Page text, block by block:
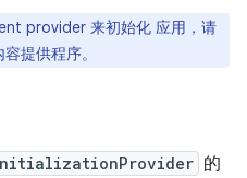
provider 来初始化 应用，请
提供程序。
的